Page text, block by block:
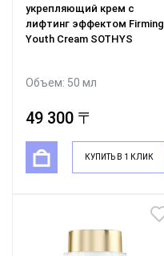
укрепляющий крем с
лифтинг эффектом Firming
Youth Cream SOTHYS
Объем: 50 мл
49 300 〒
КУПИТЬ В 1 КЛИК